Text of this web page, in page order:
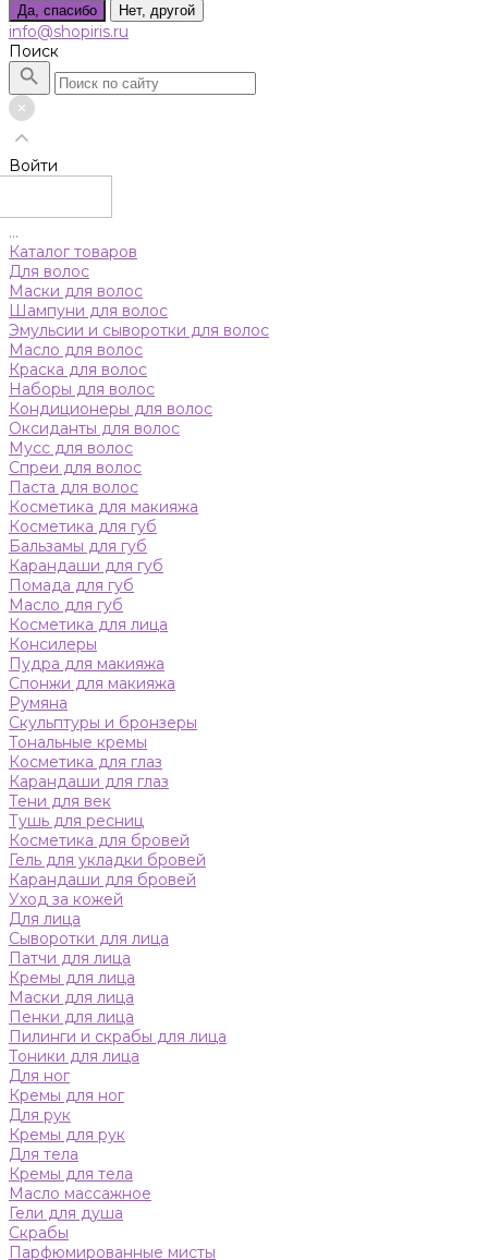
Да, спасибо Нет, другой
info@shopiris.ru
Поиск
Войти
...
Каталог товаров
Для волос
Маски для волос
Шампуни для волос
Эмульсии и сыворотки для волос
Масло для волос
Краска для волос
Наборы для волос
Кондиционеры для волос
Оксиданты для волос
Мусс для волос
Спреи для волос
Паста для волос
Косметика для макияжа
Косметика для губ
Бальзамы для губ
Карандаши для губ
Помада для губ
Масло для губ
Косметика для лица
Консилеры
Пудра для макияжа
Спонжи для макияжа
Румяна
Скульптуры и бронзеры
Тональные кремы
Косметика для глаз
Карандаши для глаз
Тени для век
Тушь для ресниц
Косметика для бровей
Гель для укладки бровей
Карандаши для бровей
Уход за кожей
Для лица
Сыворотки для лица
Патчи для лица
Кремы для лица
Маски для лица
Пенки для лица
Пилинги и скрабы для лица
Тоники для лица
Для ног
Кремы для ног
Для рук
Кремы для рук
Для тела
Кремы для тела
Масло массажное
Гели для душа
Скрабы
Парфюмированные мисты